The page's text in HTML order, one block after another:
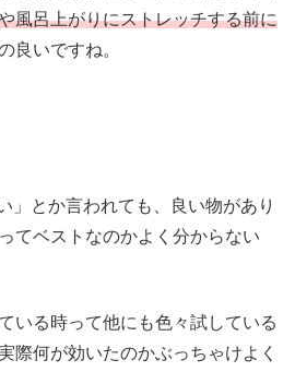
風呂上がりにストレッチする前に
良いですね。
」とか言われても、良い物があり
てベストなのかよく分からない
いる時って他にも色々試している
際何が効いたのかぶっちゃけよく